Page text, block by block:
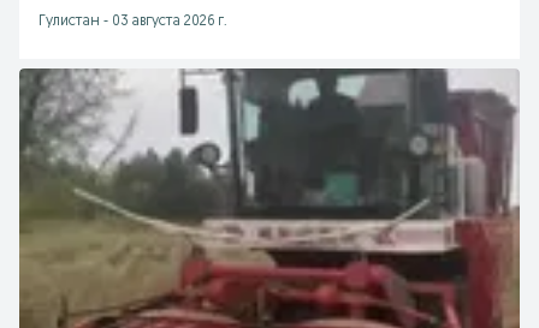
Гулистан - 03 августа 2026 г.